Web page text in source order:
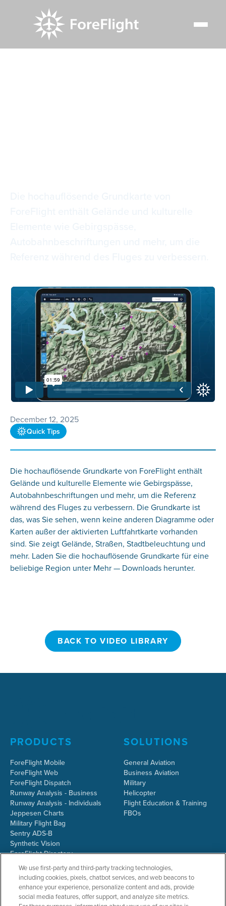
December 12, 2025
Quick Tips
Die hochauflösende Grundkarte von ForeFlight enthält
Gelände und kulturelle Elemente wie Gebirgspässe,
Autobahnbeschriftungen und mehr, um die Referenz
während des Fluges zu verbessern. Die Grundkarte ist
das, was Sie sehen, wenn keine anderen Diagramme oder
Karten außer der aktivierten Luftfahrtkarte vorhanden
sind. Sie zeigt Gelände, Straßen, Stadtbeleuchtung und
mehr. Laden Sie die hochauflösende Grundkarte für eine
beliebige Region unter Mehr — Downloads herunter.
BACK TO VIDEO LIBRARY
PRODUCTS
ForeFlight Mobile
ForeFlight Web
ForeFlight Dispatch
Runway Analysis - Business
Runway Analysis - Individuals
Jeppesen Charts
Military Flight Bag
Sentry ADS-B
Synthetic Vision
ForeFlight Directory
JetFuelX
CloudAhoy
Flight Data Analysis
Plans & Pricing
SOLUTIONS
General Aviation
Business Aviation
Military
Helicopter
Flight Education & Training
FBOs
We use first-party and third-party tracking technologies,
including cookies, pixels, chatbot services, and web beacons to
enhance your experience, personalize content and ads, provide
social media features, offer support, and analyze site metrics.